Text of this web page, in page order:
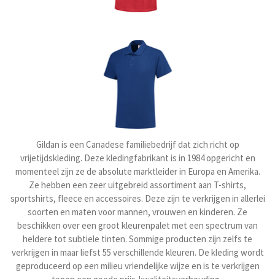
Gildan is een Canadese familiebedrijf dat zich richt op
vrijetijdskleding. Deze kledingfabrikant is in 1984 opgericht en
momenteel zijn ze de absolute marktleider in Europa en Amerika.
Ze hebben een zeer uitgebreid assortiment aan T-shirts,
sportshirts, fleece en accessoires. Deze zijn te verkrijgen in allerlei
soorten en maten voor mannen, vrouwen en kinderen. Ze
beschikken over een groot kleurenpalet met een spectrum van
heldere tot subtiele tinten. Sommige producten zijn zelfs te
verkrijgen in maar liefst 55 verschillende kleuren. De kleding wordt
geproduceerd op een milieu vriendelijke wijze en is te verkrijgen